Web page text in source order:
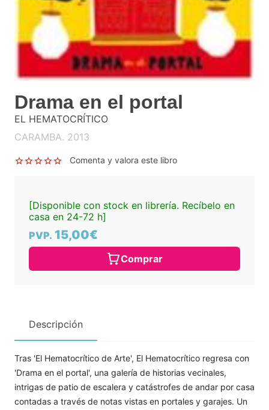
Drama en el portal
EL HEMATOCRÍTICO
CARAMBA. 2013
Comenta y valora este libro
[Disponible con stock en librería. Recíbelo en
casa en 24-72 h]
PVP. 15,00€
Comprar
Descripción
Tras 'El Hematocrítico de Arte', El Hematocrítico regresa con
'Drama en el portal', una galería de historias vecinales,
intrigas de patio de escalera y catástrofes de andar por casa
contadas a través de notas vistas en portales y garajes. Un